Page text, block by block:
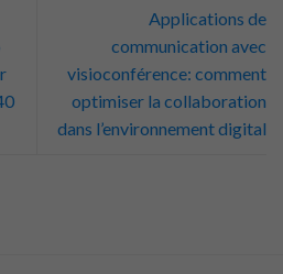
Applications de
communication avec
visioconférence: comment
optimiser la collaboration
dans l’environnement digital